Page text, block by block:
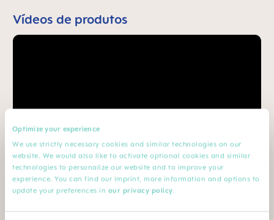
Optimize your experience
We use strictly necessary cookies and similar technologies on our
website. We would also like to activate optional cookies and similar
technologies to personalize our website and to improve your
experience. You can find our imprint, more information and options to
update your preferences in our privacy policy.
Vídeos de produtos